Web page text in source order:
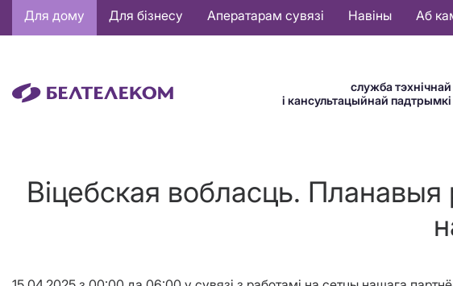
Основная
навигация
Для дому Для бізнесу Аператарам сувязі Навіны Аб
служба тэхнічнай
і кансультацыйнай падтрымкі
Віцебская вобласць.